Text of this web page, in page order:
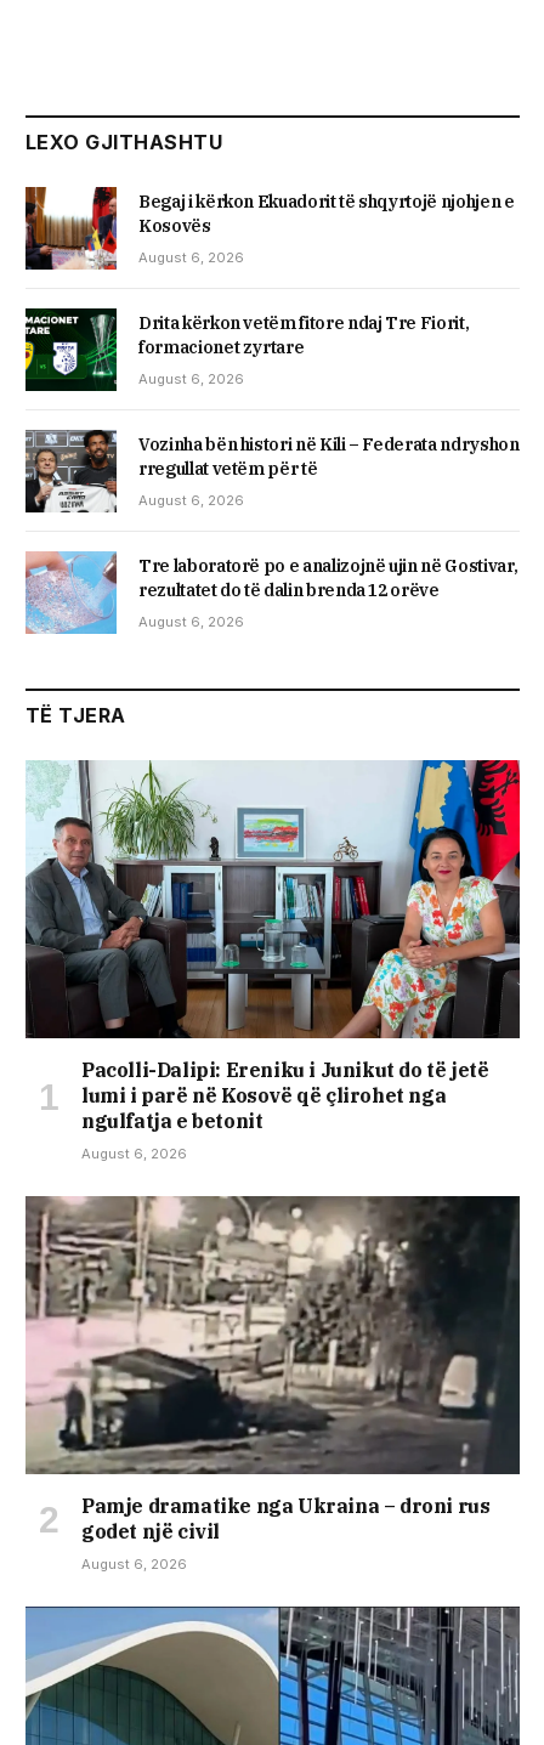
LEXO GJITHASHTU
Begaj i kërkon Ekuadorit të shqyrtojë njohjen e
Kosovës
August 6, 2026
Drita kërkon vetëm fitore ndaj Tre Fiorit,
formacionet zyrtare
August 6, 2026
Vozinha bën histori në Kili – Federata ndryshon
rregullat vetëm për të
August 6, 2026
Tre laboratorë po e analizojnë ujin në Gostivar,
rezultatet do të dalin brenda 12 orëve
August 6, 2026
TË TJERA
Pacolli-Dalipi: Ereniku i Junikut do të jetë
lumi i parë në Kosovë që çlirohet nga
ngulfatja e betonit
August 6, 2026
Pamje dramatike nga Ukraina – droni rus
godet një civil
August 6, 2026